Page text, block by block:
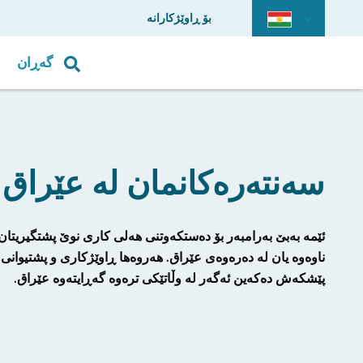
بۆ ڕاوێژکارانە
گەڕان
سەنتەرەکانمان لە عێراق
ئێمە بەبێ بەرامبەر بۆ دەستکەوتنی هەلی کاری نوێ
ناوەوە یان لە دەرەوەی عێراق. هەروەها ڕاوێژکاری و
پێشکەش دەکەین ئەگەر لە وڵاتێکی ترەوە گەڕایتەوە عێراق.